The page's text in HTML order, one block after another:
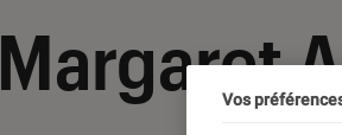
Margaret
Vos